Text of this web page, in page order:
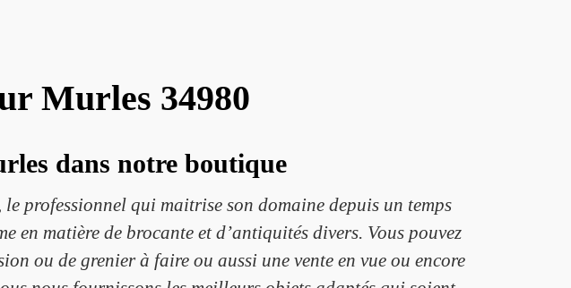
Murles 34980
dans notre boutique
professionnel qui maitrise son domaine depuis un temps
en matière de brocante et d’antiquités divers. Vous pouvez
ou de grenier à faire ou aussi une vente en vue ou encore